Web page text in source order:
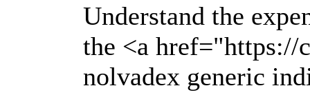
Understand the
the <a href="https://
nolvadex generic